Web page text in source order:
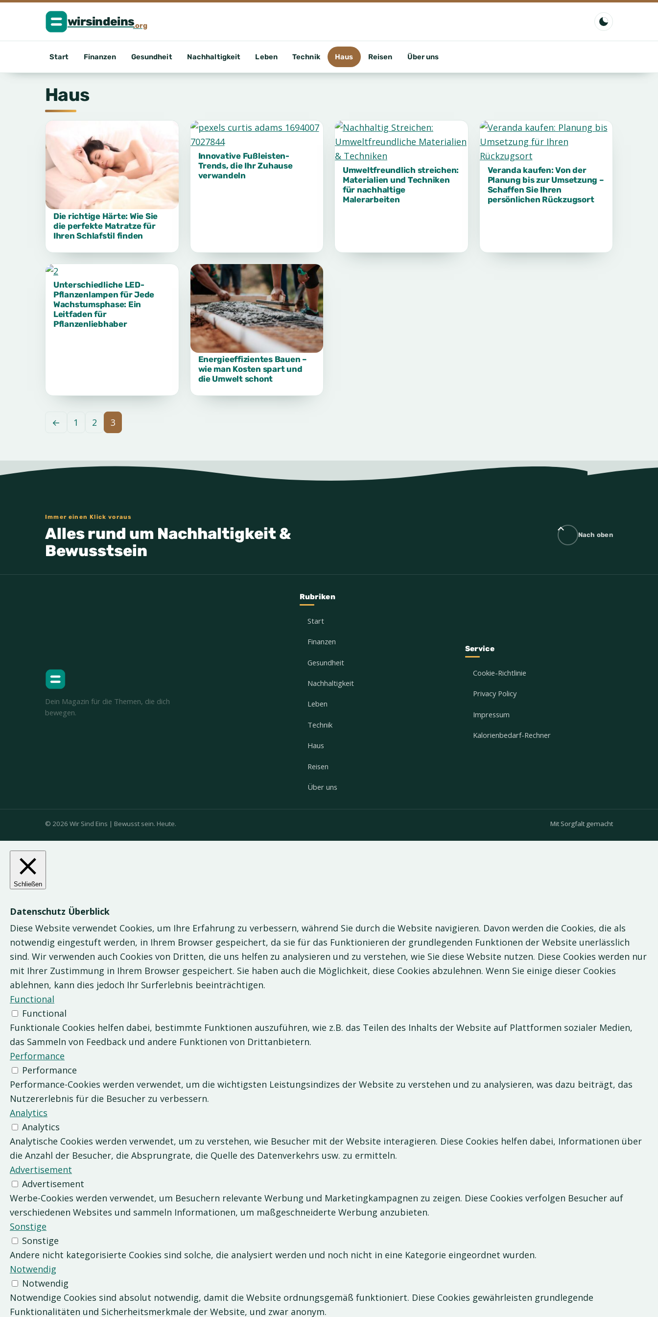
Start Finanzen Gesundheit Nachhaltigkeit Leben Technik Haus Reisen Über uns
Haus
Die richtige Härte: Wie Sie
die perfekte Matratze für
Ihren Schlafstil finden
Innovative Fußleisten-
Trends, die Ihr Zuhause
verwandeln
Umweltfreundlich streichen:
Materialien und Techniken
für nachhaltige
Malerarbeiten
Veranda kaufen: Von der
Planung bis zur Umsetzung –
Schaffen Sie Ihren
persönlichen Rückzugsort
Unterschiedliche LED-
Pflanzenlampen für Jede
Wachstumsphase: Ein
Leitfaden für
Pflanzenliebhaber
Energieeffizientes Bauen –
wie man Kosten spart und
die Umwelt schont
← 1 2 3
Immer einen Klick voraus
Alles rund um Nachhaltigkeit &
Bewusstsein
Nach oben
Dein Magazin für die Themen, die dich
bewegen.
Rubriken
Start
Finanzen
Gesundheit
Nachhaltigkeit
Leben
Technik
Haus
Reisen
Über uns
Service
Cookie-Richtlinie
Privacy Policy
Impressum
Kalorienbedarf-Rechner
© 2026 Wir Sind Eins | Bewusst sein. Heute. Mit Sorgfalt gemacht
Schließen
Datenschutz Überblick
Diese Website verwendet Cookies, um Ihre Erfahrung zu verbessern, während Sie durch die Website navigieren. Davon werden die Cookies, die als
notwendig eingestuft werden, in Ihrem Browser gespeichert, da sie für das Funktionieren der grundlegenden Funktionen der Website unerlässlich
sind. Wir verwenden auch Cookies von Dritten, die uns helfen zu analysieren und zu verstehen, wie Sie diese Website nutzen. Diese Cookies werden nur
mit Ihrer Zustimmung in Ihrem Browser gespeichert. Sie haben auch die Möglichkeit, diese Cookies abzulehnen. Wenn Sie einige dieser Cookies
ablehnen, kann dies jedoch Ihr Surferlebnis beeinträchtigen.
Functional
Functional
Funktionale Cookies helfen dabei, bestimmte Funktionen auszuführen, wie z.B. das Teilen des Inhalts der Website auf Plattformen sozialer Medien,
das Sammeln von Feedback und andere Funktionen von Drittanbietern.
Performance
Performance
Performance-Cookies werden verwendet, um die wichtigsten Leistungsindizes der Website zu verstehen und zu analysieren, was dazu beiträgt, das
Nutzererlebnis für die Besucher zu verbessern.
Analytics
Analytics
Analytische Cookies werden verwendet, um zu verstehen, wie Besucher mit der Website interagieren. Diese Cookies helfen dabei, Informationen über
die Anzahl der Besucher, die Absprungrate, die Quelle des Datenverkehrs usw. zu ermitteln.
Advertisement
Advertisement
Werbe-Cookies werden verwendet, um Besuchern relevante Werbung und Marketingkampagnen zu zeigen. Diese Cookies verfolgen Besucher auf
verschiedenen Websites und sammeln Informationen, um maßgeschneiderte Werbung anzubieten.
Sonstige
Sonstige
Andere nicht kategorisierte Cookies sind solche, die analysiert werden und noch nicht in eine Kategorie eingeordnet wurden.
Notwendig
Notwendig
Notwendige Cookies sind absolut notwendig, damit die Website ordnungsgemäß funktioniert. Diese Cookies gewährleisten grundlegende
Funktionalitäten und Sicherheitsmerkmale der Website, und zwar anonym.